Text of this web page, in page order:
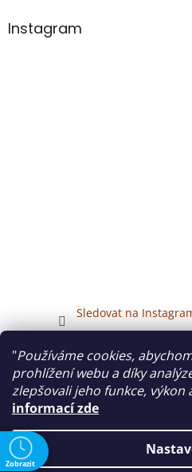
"Používáme cookies,
prohlížení webu a díky
zlepšovali jeho funkce, výkon
informací zde
Instagram
Sledovat na
Veškerý obsah tohoto webu je
Zobrazit